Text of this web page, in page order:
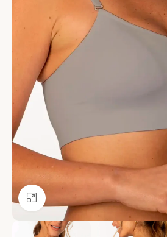
Ver más grande